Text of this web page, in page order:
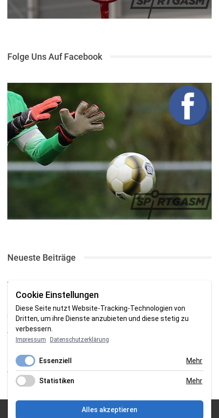
Folge Uns Auf Facebook
Neueste Beiträge
TSV Abbehausen: Letzter Härtetest endet mit knapper
Niederlage
SV Brake fährt deutlichen Testpsielsieg beim ATR ein
TSG Burhave bezwingt im Pokal den AT Rodenkirchen
1. FC Nordenham holt Punkt gegen Heidmühler FC
TSV gewinnt Testspiel bei Braker Reserve
Cookie Einstellungen
Diese Seite nutzt Website-Tracking-Technologien von
Dritten, um ihre Dienste anzubieten und diese stetig zu
verbessern.
Impressum Datenschutzerklärung
Essenziell Mehr
Statistiken Mehr
Alles akzeptieren